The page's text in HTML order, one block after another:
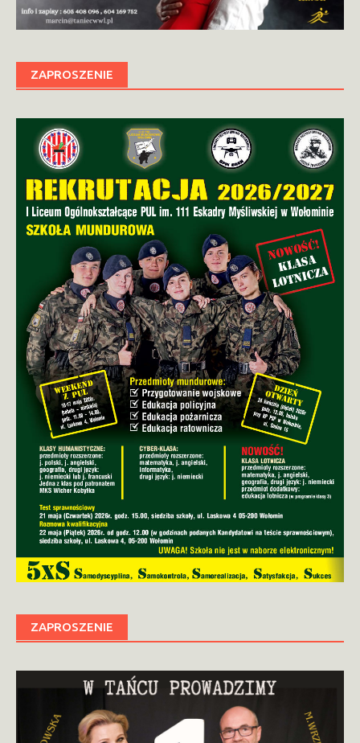
ZAPROSZENIE
ZAPROSZENIE